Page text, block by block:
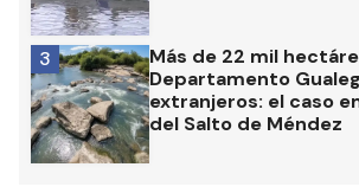
Más de 22 mil
Departamento
extranjeros: el caso
del Salto de Méndez
3